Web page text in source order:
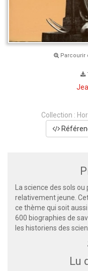
Parcourir
Collection :
La science des sols
relativement jeune.
ce thème qui soit
600 biographies de
les historiens des
Lu